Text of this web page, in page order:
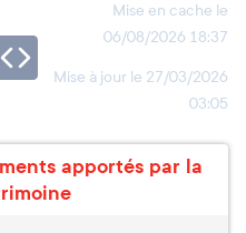
Mise en cache le
06/08/2026 18:37
Mise à jour le 27/03/2026
03:05
apportés par la